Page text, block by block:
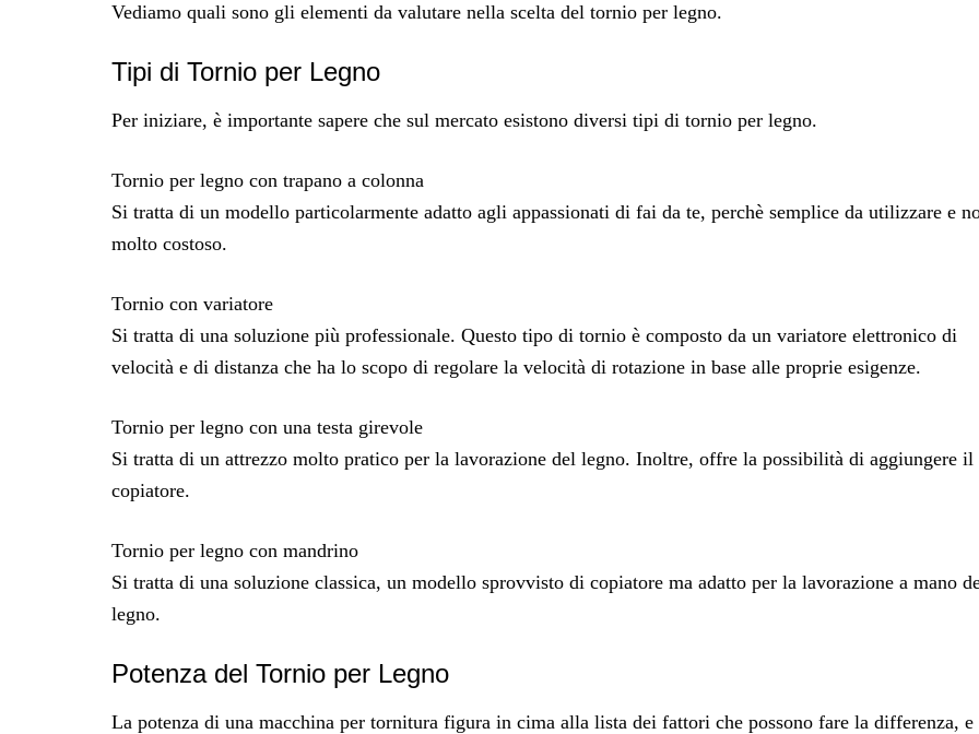
Vediamo quali sono gli elementi da valutare nella scelta del tornio per legno.
Tipi di Tornio per Legno
Per iniziare, è importante sapere che sul mercato esistono diversi tipi di tornio per legno.
Tornio per legno con trapano a colonna
Si tratta di un modello particolarmente adatto agli appassionati di fai da te, perchè semplice da utilizzare e
molto costoso.
Tornio con variatore
Si tratta di una soluzione più professionale. Questo tipo di tornio è composto da un variatore elettronico di
velocità e di distanza che ha lo scopo di regolare la velocità di rotazione in base alle proprie esigenze.
Tornio per legno con una testa girevole
Si tratta di un attrezzo molto pratico per la lavorazione del legno. Inoltre, offre la possibilità di aggiungere il
copiatore.
Tornio per legno con mandrino
Si tratta di una soluzione classica, un modello sprovvisto di copiatore ma adatto per la lavorazione a mano
legno.
Potenza del Tornio per Legno
La potenza di una macchina per tornitura figura in cima alla lista dei fattori che possono fare la differenza, e